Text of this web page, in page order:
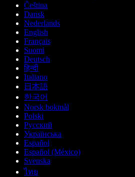
Čeština
Dansk
Nederlands
English
Français
Suomi
Deutsch
हिन्दी
Italiano
日本語
한국어
Norsk bokmål
Polski
Русский
Українська
Español
Español (México)
Svenska
ไทย